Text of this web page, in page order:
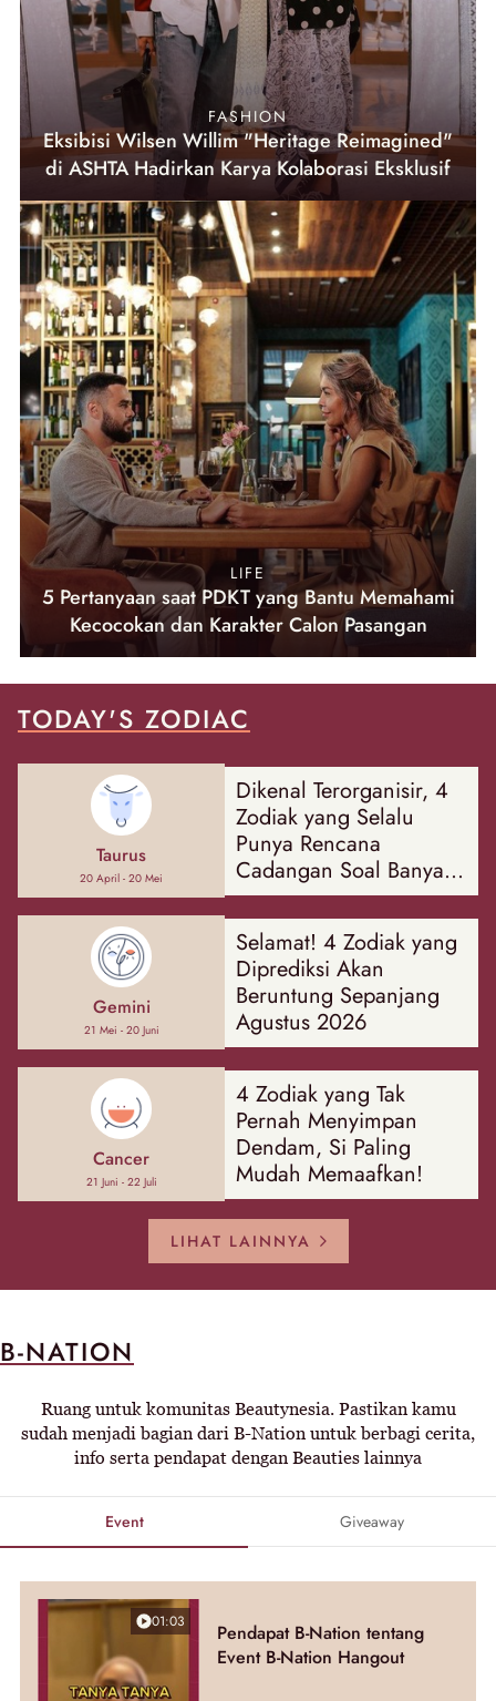
FASHION
Eksibisi Wilsen Willim "Heritage Reimagined"
di ASHTA Hadirkan Karya Kolaborasi Eksklusif
LIFE
5 Pertanyaan saat PDKT yang Bantu Memahami
Kecocokan dan Karakter Calon Pasangan
TODAY'S ZODIAC
Taurus
20 April - 20 Mei
Dikenal Terorganisir, 4
Zodiak yang Selalu
Punya Rencana
Cadangan Soal Banyak
Hal
Gemini
21 Mei - 20 Juni
Selamat! 4 Zodiak yang
Diprediksi Akan
Beruntung Sepanjang
Agustus 2026
Cancer
21 Juni - 22 Juli
4 Zodiak yang Tak
Pernah Menyimpan
Dendam, Si Paling
Mudah Memaafkan!
LIHAT LAINNYA
B-NATION
Ruang untuk komunitas Beautynesia. Pastikan kamu
sudah menjadi bagian dari B-Nation untuk berbagi cerita,
info serta pendapat dengan Beauties lainnya
Event Giveaway
01:03
Pendapat B-Nation tentang
Event B-Nation Hangout